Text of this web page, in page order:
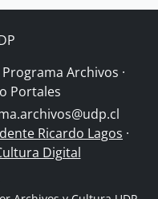
Archivos ·
Portales
Ricardo Lagos ·
Digital